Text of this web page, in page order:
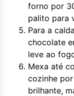
forno por
palito para
Para a
chocolate
leve ao
Mexa até
cozinhe
brilhante,